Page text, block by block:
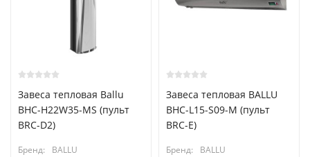
Завеса тепловая Ballu
BHC-H22W35-MS (пульт
BRC-D2)
Бренд:
BALLU
Завеса тепловая BALLU
BHC-L15-S09-M (пульт
BRC-E)
Бренд:
BALLU